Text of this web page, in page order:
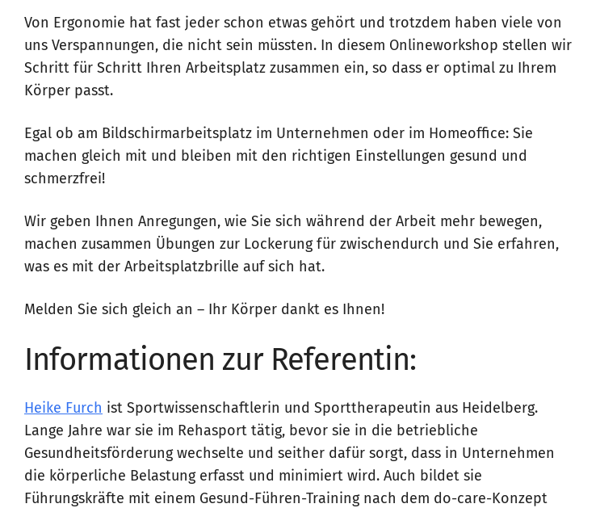
Von Ergonomie hat fast jeder schon etwas gehört und trotzdem haben viele von
uns Verspannungen, die nicht sein müssten. In diesem Onlineworkshop stellen wir
Schritt für Schritt Ihren Arbeitsplatz zusammen ein, so dass er optimal zu Ihrem
Körper passt.
Egal ob am Bildschirmarbeitsplatz im Unternehmen oder im Homeoffice: Sie
machen gleich mit und bleiben mit den richtigen Einstellungen gesund und
schmerzfrei!
Wir geben Ihnen Anregungen, wie Sie sich während der Arbeit mehr bewegen,
machen zusammen Übungen zur Lockerung für zwischendurch und Sie erfahren,
was es mit der Arbeitsplatzbrille auf sich hat.
Melden Sie sich gleich an – Ihr Körper dankt es Ihnen!
Informationen zur Referentin:
Heike Furch ist Sportwissenschaftlerin und Sporttherapeutin aus Heidelberg.
Lange Jahre war sie im Rehasport tätig, bevor sie in die betriebliche
Gesundheitsförderung wechselte und seither dafür sorgt, dass in Unternehmen
die körperliche Belastung erfasst und minimiert wird. Auch bildet sie
Führungskräfte mit einem Gesund-Führen-Training nach dem do-care-Konzept